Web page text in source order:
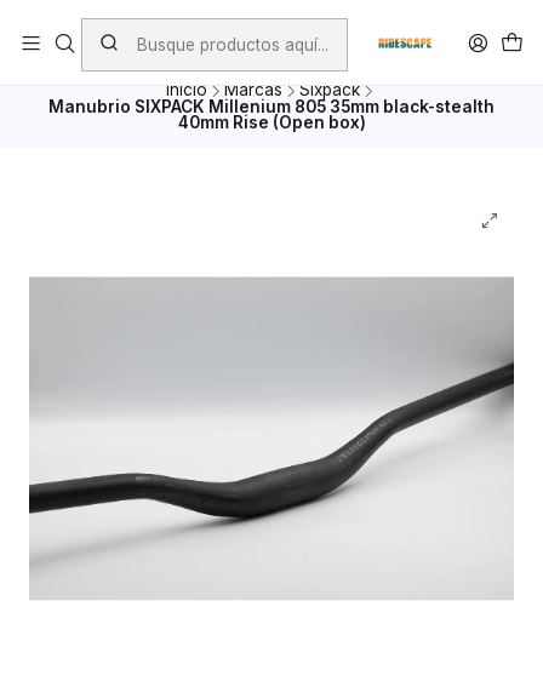
Envio Gratis por compras superiores a $ 100.000.- excepto
Bicicletas, porta Bicicletas y Mayoristas
Inicio Marcas
Sixpack
Manubrio SIXPACK Millenium 805 35mm black-stealth
40mm Rise (Open box)